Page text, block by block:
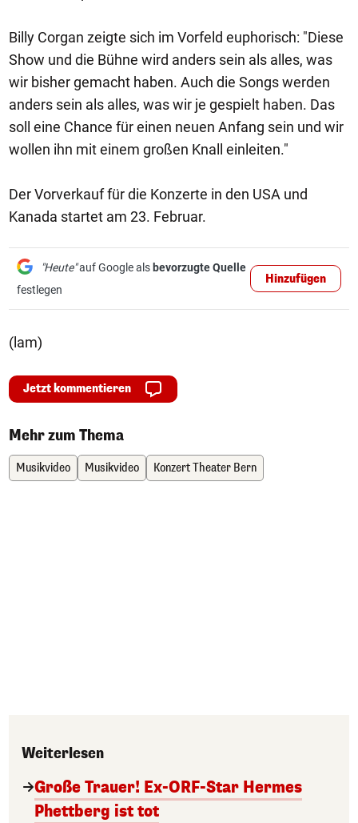
Billy Corgan zeigte sich im Vorfeld euphorisch: "Diese
Show und die Bühne wird anders sein als alles, was
wir bisher gemacht haben. Auch die Songs werden
anders sein als alles, was wir je gespielt haben. Das
soll eine Chance für einen neuen Anfang sein und wir
wollen ihn mit einem großen Knall einleiten."
Der Vorverkauf für die Konzerte in den USA und
Kanada startet am 23. Februar.
"Heute"auf Google als bevorzugte Quelle
festlegen
Hinzufügen
(lam)
Jetzt kommentieren
Mehr zum Thema
Musikvideo Musikvideo Konzert Theater Bern
Weiterlesen
Große Trauer! Ex-ORF-Star Hermes
Phettberg ist tot